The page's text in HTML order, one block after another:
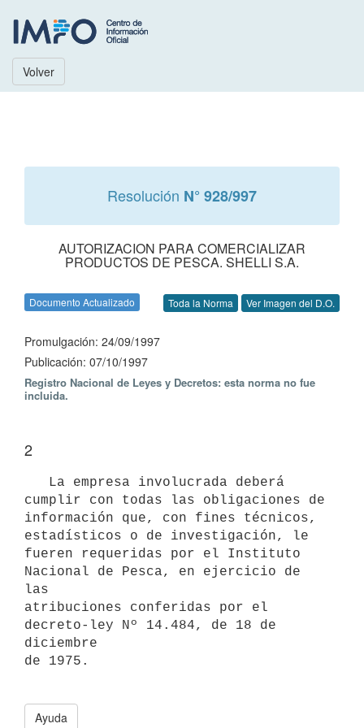
Volver
Resolución N° 928/997
AUTORIZACION PARA COMERCIALIZAR
PRODUCTOS DE PESCA. SHELLI S.A.
Documento Actualizado Toda la Norma Ver Imagen del D.O.
Promulgación: 24/09/1997
Publicación: 07/10/1997
Registro Nacional de Leyes y Decretos: esta norma no fue
incluida.
2
cumplir con todas las obligaciones de
información que, con fines técnicos,
estadísticos o de investigación, le
fueren requeridas por el Instituto
Nacional de Pesca, en ejercicio de
las
atribuciones conferidas por el
decreto-ley Nº 14.484, de 18 de
diciembre
de 1975.
Ayuda